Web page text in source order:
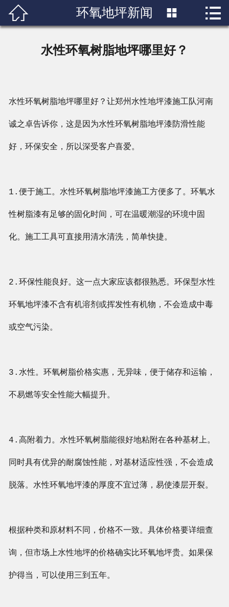
 首页
成功案例
 环氧地坪新闻  
水性环氧树脂地坪哪里好？
水性环氧树脂地坪哪里好？让郑州水性地坪漆施工队河南
诚之卓告诉你，这是因为水性环氧树脂地坪漆防滑性能
好，环保安全，所以深受客户喜爱。
1.便于施工。水性环氧树脂地坪漆施工方便多了。环氧水
性树脂漆有足够的固化时间，可在温暖潮湿的环境中固
化。施工工具可直接用清水清洗，简单快捷。
2.环保性能良好。这一点大家应该都很熟悉。环保型水性
环氧地坪漆不含有机溶剂或挥发性有机物，不会造成中毒
或空气污染。
3.水性。环氧树脂价格实惠，无异味，便于储存和运输，
不易燃等安全性能大幅提升。
4.高附着力。水性环氧树脂能很好地粘附在各种基材上。
同时具有优异的耐腐蚀性能，对基材适应性强，不会造成
脱落。水性环氧地坪漆的厚度不宜过薄，易使漆层开裂。
根据种类和原材料不同，价格不一致。具体价格要详细查
询，但市场上水性地坪的价格确实比环氧地坪贵。如果保
护得当，可以使用三到五年。